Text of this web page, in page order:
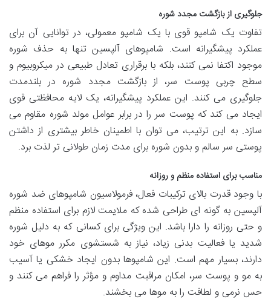
جلوگیری از بازگشت مجدد شوره
تفاوت یک شامپو قوی با یک شامپو معمولی، در توانایی آن برای
عملکرد پیشگیرانه است. شامپوهای آلپسین تنها به حذف شوره
موجود اکتفا نمی کنند، بلکه با برقراری تعادل طبیعی در میکروبیوم و
سطح چربی پوست سر، از بازگشت مجدد شوره در بلندمدت
جلوگیری می کنند. این عملکرد پیشگیرانه، یک لایه محافظتی قوی
ایجاد می کند که پوست سر را در برابر عوامل مولد شوره مقاوم می
سازد. به این ترتیب، می توان با اطمینان خاطر بیشتری از داشتن
پوستی سر سالم و بدون شوره برای مدت زمان طولانی تر لذت برد.
مناسب برای استفاده منظم و روزانه
با وجود قدرت بالای ترکیبات فعال، فرمولاسیون شامپوهای ضد شوره
آلپسین به گونه ای طراحی شده که ملایمت لازم برای استفاده منظم
و حتی روزانه را دارا باشد. این ویژگی برای کسانی که به دلیل شوره
شدید یا فعالیت بدنی زیاد، نیاز به شستشوی مکرر موهای خود
دارند، بسیار مهم است. این شامپوها بدون ایجاد خشکی یا آسیب
به مو و پوست سر، امکان مراقبت مداوم و مؤثر را فراهم می کنند و
حس نرمی و لطافت را به موها می بخشند.